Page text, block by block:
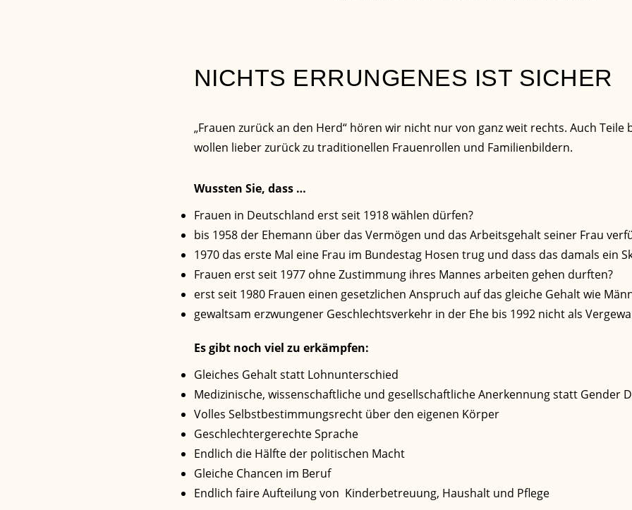
NICHTS ERRUNGENES IST SICHER
„Frauen zurück an den Herd“ hören wir nicht nur von ganz weit rechts. Auch Teile
wollen lieber zurück zu traditionellen Frauenrollen und Familienbildern.
Wussten Sie, dass …
Frauen in Deutschland erst seit 1918 wählen dürfen?
bis 1958 der Ehemann über das Vermögen und das Arbeitsgehalt seiner Frau
1970 das erste Mal eine Frau im Bundestag Hosen trug und dass das damals ein
Frauen erst seit 1977 ohne Zustimmung ihres Mannes arbeiten gehen durften?
erst seit 1980 Frauen einen gesetzlichen Anspruch auf das gleiche Gehalt wie
gewaltsam erzwungener Geschlechtsverkehr in der Ehe bis 1992 nicht als
Es gibt noch viel zu erkämpfen:
Gleiches Gehalt statt Lohnunterschied
Medizinische, wissenschaftliche und gesellschaftliche Anerkennung statt Gender
Volles Selbstbestimmungsrecht über den eigenen Körper
Geschlechtergerechte Sprache
Endlich die Hälfte der politischen Macht
Gleiche Chancen im Beruf
Endlich faire Aufteilung von Kinderbetreuung, Haushalt und Pflege